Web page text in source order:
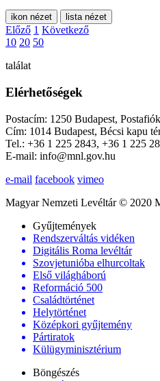
ikon nézet lista nézet
Előző 1 Következő
10 20 50
találat
Elérhetőségek
Postacím: 1250 Budapest,
Cím: 1014 Budapest, Bécsi kapu
Tel.: +36 1 225 2843, +36 1 225
E-mail: info@mnl.gov.hu
e-mail facebook vimeo
Magyar Nemzeti Levéltár © 2020
Gyűjtemények
Rendszerváltás vidéken
Digitális Roma levéltár
Szovjetunióba elhurcoltak
Első világháború
Reformáció 500
Családtörténet
Helytörténet
Középkori gyűjtemény
Pártiratok
Külügyminisztérium
Böngészés